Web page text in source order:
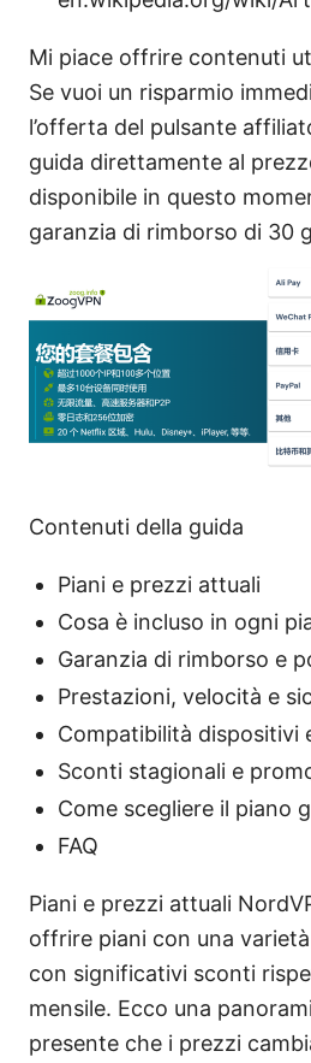
Mi piace offrire contenuti
Se vuoi un risparmio
l’offerta del pulsante
guida direttamente al
disponibile in questo
garanzia di rimborso di 30
Contenuti della guida
Piani e prezzi attuali
Cosa è incluso in ogni
Garanzia di rimborso e
Prestazioni, velocità e
Compatibilità dispositivi
Sconti stagionali e
Come scegliere il piano
FAQ
Piani e prezzi attuali
offrire piani con una
con significativi sconti
mensile. Ecco una
presente che i prezzi